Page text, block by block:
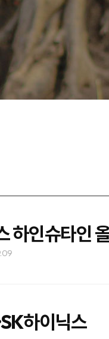
인슈타인
하이닉스